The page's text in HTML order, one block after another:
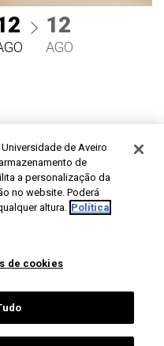
12
AGO
do Sol
de Aveiro
de
a personalização da
no website. Poderá
altura. Política
de cookies